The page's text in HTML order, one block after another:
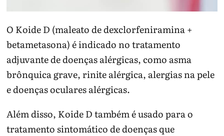
O Koide D (maleato de dexclorfeniramina +
betametasona) é indicado no tratamento
adjuvante de doenças alérgicas, como asma
brônquica grave, rinite alérgica, alergias na pele
e doenças oculares alérgicas.
Além disso, Koide D também é usado para o
tratamento sintomático de doenças que